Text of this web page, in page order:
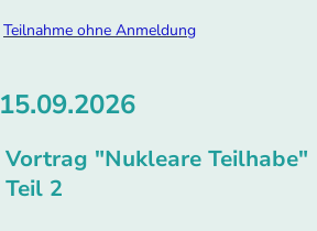
Teilnahme ohne Anmeldung
15.09.2026
Vortrag "Nukleare Teilhabe"
Teil 2